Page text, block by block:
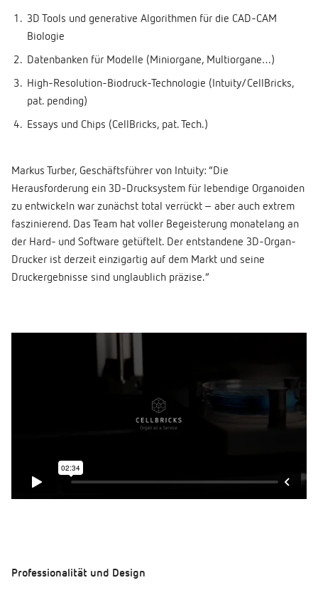
3D Tools und generative Algorithmen für die CAD-CAM
Biologie
Datenbanken für Modelle (Miniorgane, Multiorgane…)
High-Resolution-Biodruck-Technologie (Intuity/CellBricks,
pat. pending)
Essays und Chips (CellBricks, pat. Tech.)
Markus Turber, Geschäftsführer von Intuity: “Die
Herausforderung ein 3D-Drucksystem für lebendige Organoiden
zu entwickeln war zunächst total verrückt – aber auch extrem
faszinierend. Das Team hat voller Begeisterung monatelang an
der Hard- und Software getüftelt. Der entstandene 3D-Organ-
Drucker ist derzeit einzigartig auf dem Markt und seine
Druckergebnisse sind unglaublich präzise.“
Professionalität und Design